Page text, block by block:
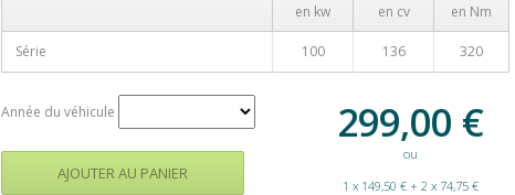
en kw
en cv
en Nm
Série 100 136 320
Année du véhicule 299,00 €
ou
1 x 149,50 € + 2 x 74,75 €